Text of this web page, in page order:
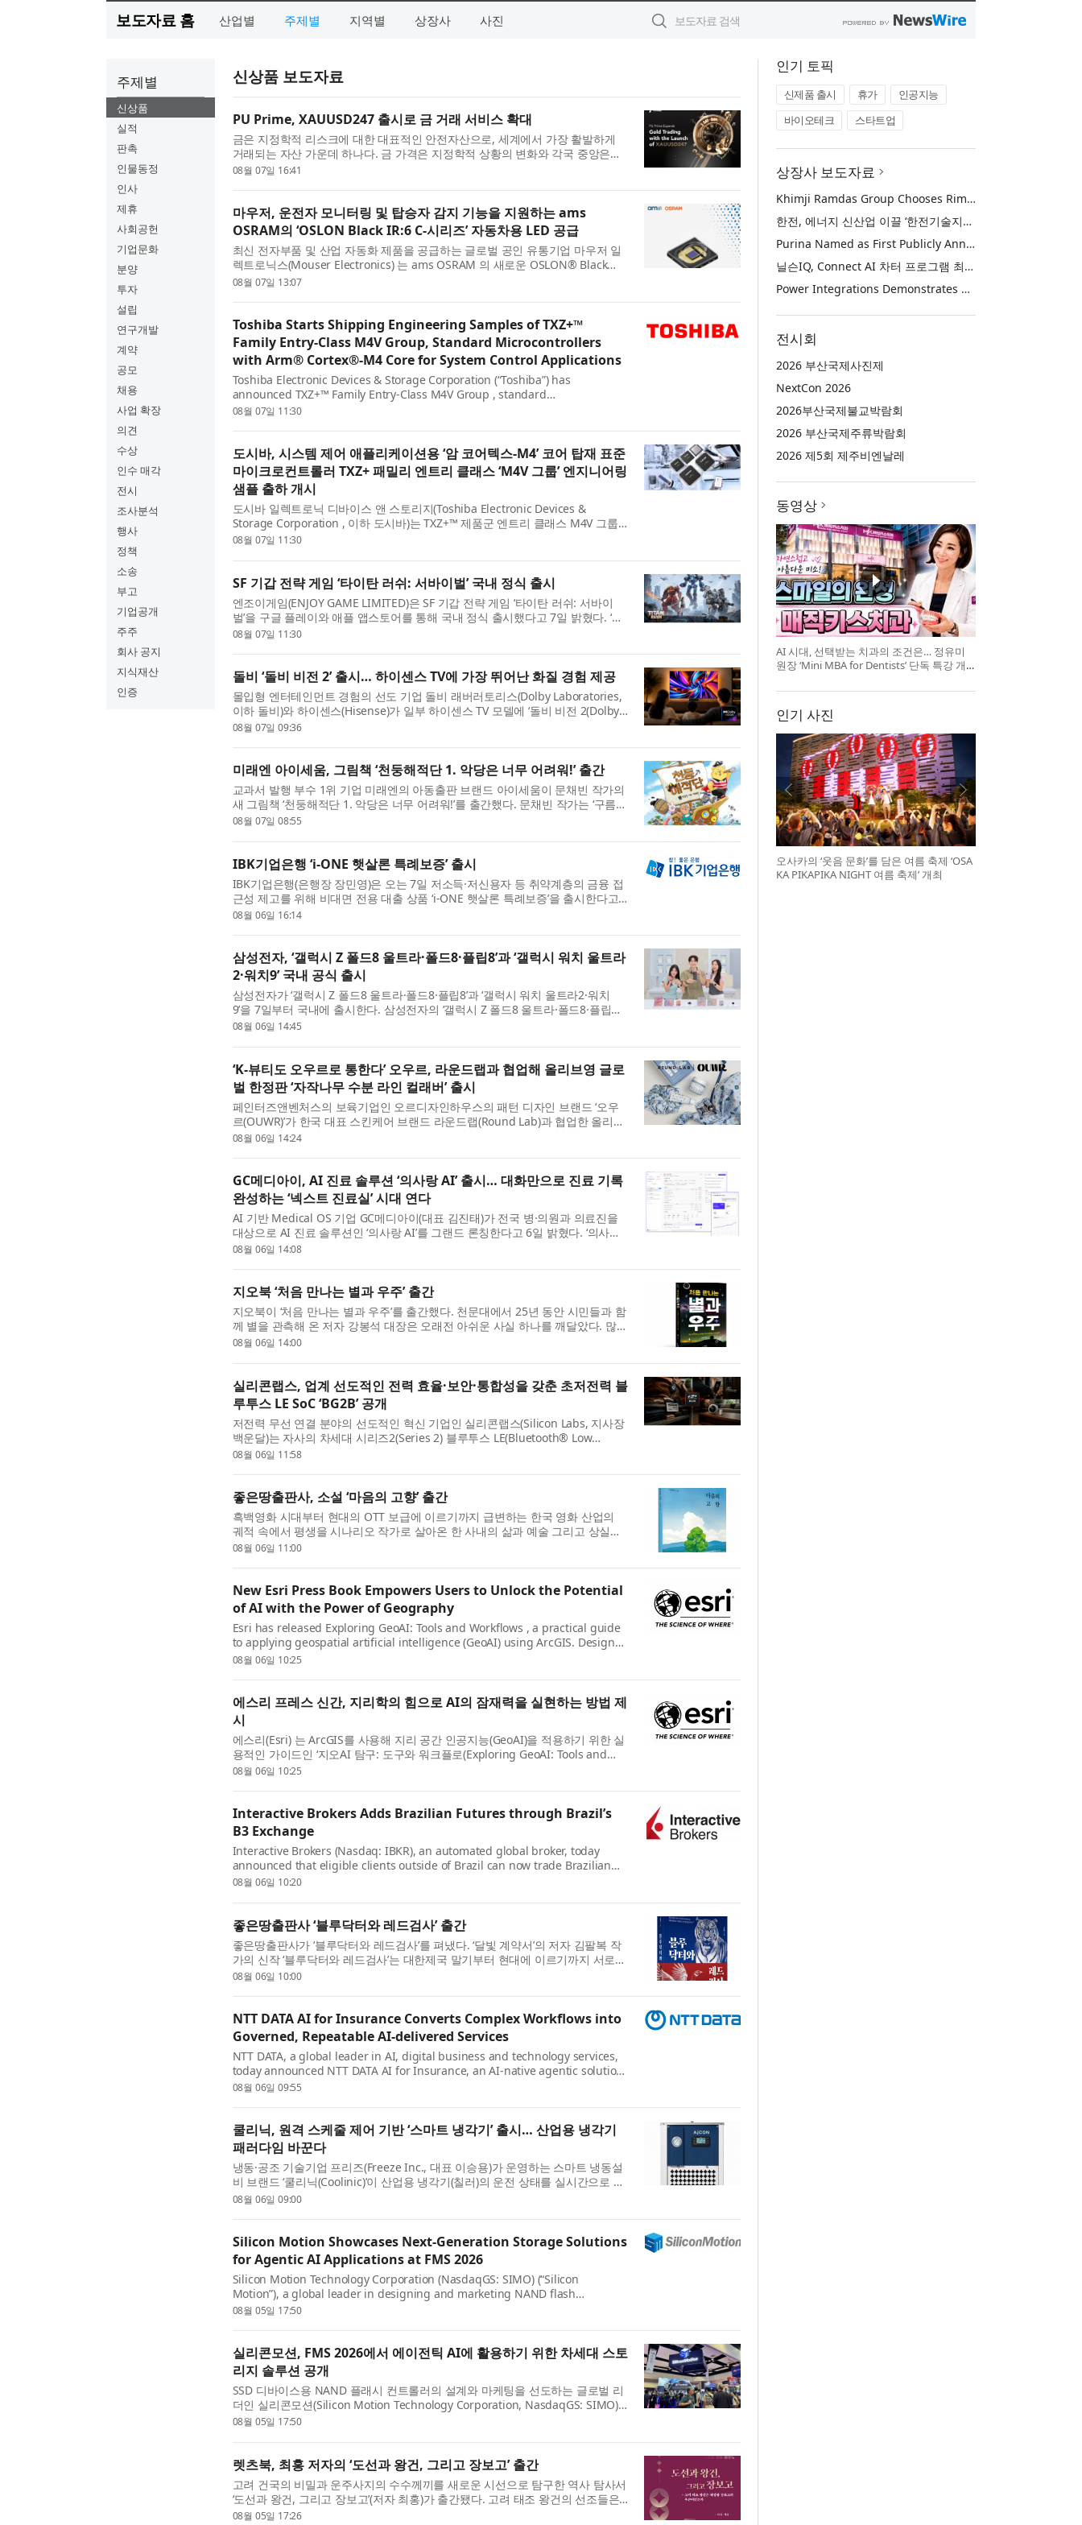
보도자료 홈 산업별 주제별 지역별 상장사 사진
주제별
신상품
실적
판촉
인물동정
인사
제휴
사회공헌
기업문화
분양
투자
설립
연구개발
계약
공모
채용
사업 확장
의견
수상
인수 매각
전시
조사분석
행사
정책
소송
부고
기업공개
주주
회사 공지
지식재산
인증
신상품 보도자료
PU Prime, XAUUSD247 출시로 금 거래 서비스 확대
금은 지정학적 리스크에 대한 대표적인 안전자산으로, 세계에서 가장 활발하게
거래되는 자산 가운데 하나다. 금 가격은 지정학적 상황의 변화와 각국 중앙은행
의 통화정책, 인플레이션 전망, 투자심리 변화 등에 민감하게 ...
08월 07일 16:41
마우저, 운전자 모니터링 및 탑승자 감지 기능을 지원하는 ams
OSRAM의 ‘OSLON Black IR:6 C-시리즈’ 자동차용 LED 공급
최신 전자부품 및 산업 자동화 제품을 공급하는 글로벌 공인 유통기업 마우저 일
렉트로닉스(Mouser Electronics) 는 ams OSRAM 의 새로운 OSLON® Black
IR:6 C-시리즈 LED를 공급한다고 밝혔다. OSLON Black IR:6 LED 는 운...
08월 07일 13:07
Toshiba Starts Shipping Engineering Samples of TXZ+™
Family Entry‑Class M4V Group, Standard Microcontrollers
with Arm® Cortex®‑M4 Core for System Control Applications
Toshiba Electronic Devices & Storage Corporation (“Toshiba”) has
announced TXZ+™ Family Entry-Class M4V Group , standard
microcontrollers[1] featuring an Arm® Cortex®-M4 core with a floating-
08월 07일 11:30
도시바, 시스템 제어 애플리케이션용 ‘암 코어텍스-M4’ 코어 탑재 표준
마이크로컨트롤러 TXZ+ 패밀리 엔트리 클래스 ‘M4V 그룹’ 엔지니어링
샘플 출하 개시
도시바 일렉트로닉 디바이스 앤 스토리지(Toshiba Electronic Devices &
Storage Corporation , 이하 도시바)는 TXZ+™ 제품군 엔트리 클래스 M4V 그룹
을 발표했다. 이 신제품은 부동소수점 장치(FPU)를 갖춘 암 코어텍스-M...
08월 07일 11:30
SF 기갑 전략 게임 ‘타이탄 러쉬: 서바이벌’ 국내 정식 출시
엔조이게임(ENJOY GAME LIMITED)은 SF 기갑 전략 게임 ‘타이탄 러쉬: 서바이
벌’을 구글 플레이와 애플 앱스토어를 통해 국내 정식 출시했다고 7일 밝혔다. ‘타
이탄 러쉬: 서바이벌’은 전용 기갑 제작과 직접 조종, 미녀 지...
08월 07일 11:30
돌비 ‘돌비 비전 2’ 출시… 하이센스 TV에 가장 뛰어난 화질 경험 제공
몰입형 엔터테인먼트 경험의 선도 기업 돌비 래버러토리스(Dolby Laboratories,
이하 돌비)와 하이센스(Hisense)가 일부 하이센스 TV 모델에 ‘돌비 비전 2(Dolby
Vision 2)’를 탑재하고, 향후 펌웨어 업데이트를 통해 더 많...
08월 07일 09:36
미래엔 아이세움, 그림책 ‘천둥해적단 1. 악당은 너무 어려워!’ 출간
교과서 발행 부수 1위 기업 미래엔의 아동출판 브랜드 아이세움이 문채빈 작가의
새 그림책 ‘천둥해적단 1. 악당은 너무 어려워!’를 출간했다. 문채빈 작가는 ‘구름
주스’, ‘고래 빙수’, ‘노을 수프’, ‘낭만 찐빵’ 등 사랑...
08월 07일 08:55
IBK기업은행 ‘i-ONE 햇살론 특례보증’ 출시
IBK기업은행(은행장 장민영)은 오는 7일 저소득·저신용자 등 취약계층의 금융 접
근성 제고를 위해 비대면 전용 대출 상품 ‘i-ONE 햇살론 특례보증’을 출시한다고 6
일 밝혔다. 이번 상품은 지난 1월 출시한 대면 전용 상품 ‘...
08월 06일 16:14
삼성전자, ‘갤럭시 Z 폴드8 울트라·폴드8·플립8’과 ‘갤럭시 워치 울트라
2·워치9’ 국내 공식 출시
삼성전자가 ‘갤럭시 Z 폴드8 울트라·폴드8·플립8’과 ‘갤럭시 워치 울트라2·워치
9’을 7일부터 국내에 출시한다. 삼성전자의 ‘갤럭시 Z 폴드8 울트라·폴드8·플립
8’은 지난달 28일부터 8월 3일까지 7일간 진행된 사전 판매에서...
08월 06일 14:45
‘K-뷰티도 오우르로 통한다’ 오우르, 라운드랩과 협업해 올리브영 글로
벌 한정판 ‘자작나무 수분 라인 컬래버’ 출시
페인터즈앤벤처스의 보육기업인 오르디자인하우스의 패턴 디자인 브랜드 ‘오우
르(OUWR)’가 한국 대표 스킨케어 브랜드 라운드랩(Round Lab)과 협업한 올리브
영 글로벌(Olive Young US) 한정판 컬렉션을 선보인다. 이번 협업...
08월 06일 14:24
GC메디아이, AI 진료 솔루션 ‘의사랑 AI’ 출시… 대화만으로 진료 기록
완성하는 ‘넥스트 진료실’ 시대 연다
AI 기반 Medical OS 기업 GC메디아이(대표 김진태)가 전국 병·의원과 의료진을
대상으로 AI 진료 솔루션인 ‘의사랑 AI’를 그랜드 론칭한다고 6일 밝혔다. ‘의사랑
AI’는 ‘시작, 넥스트 진료실’이라는 슬로건 아래, 국내 시...
08월 06일 14:08
지오북 ‘처음 만나는 별과 우주’ 출간
지오북이 ‘처음 만나는 별과 우주’를 출간했다. 천문대에서 25년 동안 시민들과 함
께 별을 관측해 온 저자 강봉석 대장은 오래전 아쉬운 사실 하나를 깨달았다. 많은
사람이 천체망원경으로 별을 직접 보고도 기대만큼 감동...
08월 06일 14:00
실리콘랩스, 업계 선도적인 전력 효율·보안·통합성을 갖춘 초저전력 블
루투스 LE SoC ‘BG2B’ 공개
저전력 무선 연결 분야의 선도적인 혁신 기업인 실리콘랩스(Silicon Labs, 지사장
백운달)는 자사의 차세대 시리즈2(Series 2) 블루투스 LE(Bluetooth® Low
Energy) 무선 SoC인 ‘BG2B’를 발표했다. BG2B는 업계 최고 수준의...
08월 06일 11:58
좋은땅출판사, 소설 ‘마음의 고향’ 출간
흑백영화 시대부터 현대의 OTT 보급에 이르기까지 급변하는 한국 영화 산업의
궤적 속에서 평생을 시나리오 작가로 살아온 한 사내의 삶과 예술 그리고 상실의
아픔을 잔잔하게 그려 낸 박장규 작가의 소설 ‘마음의 고향’이...
08월 06일 11:00
New Esri Press Book Empowers Users to Unlock the Potential
of AI with the Power of Geography
Esri has released Exploring GeoAI: Tools and Workflows , a practical guide
to applying geospatial artificial intelligence (GeoAI) using ArcGIS. Designed
for GIS professionals, analysts, and data scientists, ...
08월 06일 10:25
에스리 프레스 신간, 지리학의 힘으로 AI의 잠재력을 실현하는 방법 제
시
에스리(Esri) 는 ArcGIS를 사용해 지리 공간 인공지능(GeoAI)을 적용하기 위한 실
용적인 가이드인 ‘지오AI 탐구: 도구와 워크플로(Exploring GeoAI: Tools and
Workflows) ’를 출간했다. GIS 전문가, 분석가, 데이터 과학자...
08월 06일 10:25
Interactive Brokers Adds Brazilian Futures through Brazil’s
B3 Exchange
Interactive Brokers (Nasdaq: IBKR), an automated global broker, today
announced that eligible clients outside of Brazil can now trade Brazilian
futures in addition to equities through the B3 exchange. Intera...
08월 06일 10:20
좋은땅출판사 ‘블루닥터와 레드검사’ 출간
좋은땅출판사가 ‘블루닥터와 레드검사’를 펴냈다. ‘달빛 계약서’의 저자 김팔복 작
가의 신작 ‘블루닥터와 레드검사’는 대한제국 말기부터 현대에 이르기까지 서로
다른 신념을 선택한 두 가문의 100년을 따라가는 역사 장편...
08월 06일 10:00
NTT DATA AI for Insurance Converts Complex Workflows into
Governed, Repeatable AI-delivered Services
NTT DATA, a global leader in AI, digital business and technology services,
today announced NTT DATA AI for Insurance, an AI-native agentic solution
that converts complex core insurance workflows into governe...
08월 06일 09:55
쿨리닉, 원격 스케줄 제어 기반 ‘스마트 냉각기’ 출시… 산업용 냉각기
패러다임 바꾼다
냉동·공조 기술기업 프리즈(Freeze Inc., 대표 이승용)가 운영하는 스마트 냉동설
비 브랜드 ‘쿨리닉(Coolinic)’이 산업용 냉각기(칠러)의 운전 상태를 실시간으로 확
인하고, 요일과 시간대에 따라 원격으로 자동 운전할 수 ...
08월 06일 09:00
Silicon Motion Showcases Next-Generation Storage Solutions
for Agentic AI Applications at FMS 2026
Silicon Motion Technology Corporation (NasdaqGS: SIMO) (“Silicon
Motion”), a global leader in designing and marketing NAND flash
controllers for solid-state storage devices, today announced it will
08월 05일 17:50
실리콘모션, FMS 2026에서 에이전틱 AI에 활용하기 위한 차세대 스토
리지 솔루션 공개
SSD 디바이스용 NAND 플래시 컨트롤러의 설계와 마케팅을 선도하는 글로벌 리
더인 실리콘모션(Silicon Motion Technology Corporation, NasdaqGS: SIMO)
(이하 실리콘모션)은 미국 캘리포니아 산타클라라에서 개최된 FMS(Fut...
08월 05일 17:50
렛츠북, 최홍 저자의 ‘도선과 왕건, 그리고 장보고’ 출간
고려 건국의 비밀과 운주사지의 수수께끼를 새로운 시선으로 탐구한 역사 탐사서
‘도선과 왕건, 그리고 장보고’(저자 최홍)가 출간됐다. 고려 태조 왕건의 선조들은
왜 역사 속에서 명확하게 밝혀지지 않았을까? 도선국사는...
08월 05일 17:26
인기 토픽
신제품 출시 휴가
인공지능
바이오테크
스타트업
상장사 보도자료
Khimji Ramdas Group Chooses Rimini Street to Reduce SAP Support Costs, Protect 700+ Customizations and Reinvest Savings in Innovation
한전, 에너지 신산업 이끌 ‘한전기술지주’ 공식 출범
Purina Named as First Publicly Announced NIQ ConnectAI Charter Client
닐슨IQ, Connect AI 차터 프로그램 최초 고객사 ‘퓨리나’ 선정
Power Integrations Demonstrates World’s First 2200 V GaN Technology for Next-Era High-Voltage Power Systems
전시회
2026 부산국제사진제
NextCon 2026
2026부산국제불교박람회
2026 부산국제주류박람회
2026 제5회 제주비엔날레
동영상
AI 시대, 선택받는 치과의 조건은… 정유미
원장 ‘Mini MBA for Dentists’ 단독 특강 개
인기 사진
오사카의 ‘웃음 문화’를 담은 여름 축제 ‘OSA
KA PIKAPIKA NIGHT 여름 축제’ 개최